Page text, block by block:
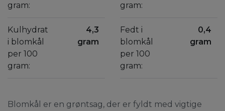
gram:
Kulhydrat
i blomkål
per 100
gram:
4,3
gram
gram:
Fedt i
blomkål
per 100
gram:
0,4
gram
Blomkål er en grøntsag, der er fyldt med vigtige